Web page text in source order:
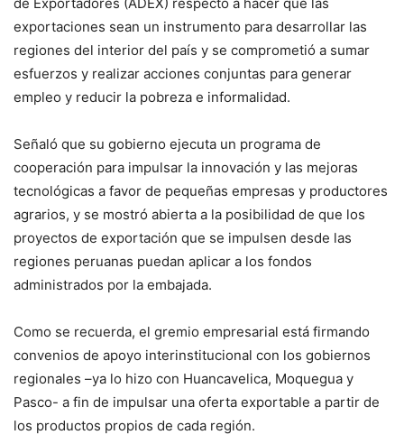
exportaciones sean un instrumento para desarrollar las
regiones del interior del país y se comprometió a sumar
esfuerzos y realizar acciones conjuntas para generar
empleo y reducir la pobreza e informalidad.
Señaló que su gobierno ejecuta un programa de
cooperación para impulsar la innovación y las mejoras
tecnológicas a favor de pequeñas empresas y productores
agrarios, y se mostró abierta a la posibilidad de que los
proyectos de exportación que se impulsen desde las
regiones peruanas puedan aplicar a los fondos
administrados por la embajada.
Como se recuerda, el gremio empresarial está firmando
convenios de apoyo interinstitucional con los gobiernos
regionales –ya lo hizo con Huancavelica, Moquegua y
Pasco- a fin de impulsar una oferta exportable a partir de
los productos propios de cada región.